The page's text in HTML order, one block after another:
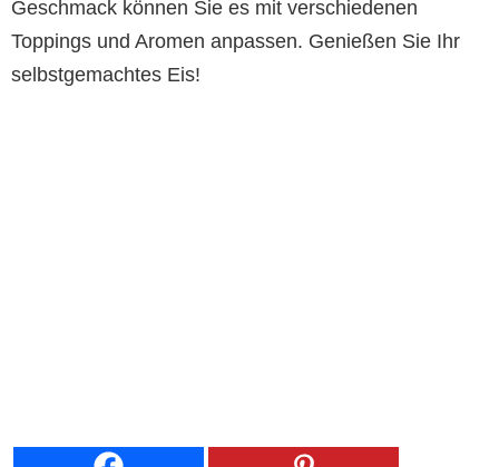
Geschmack können Sie es mit verschiedenen
Toppings und Aromen anpassen. Genießen Sie Ihr
selbstgemachtes Eis!